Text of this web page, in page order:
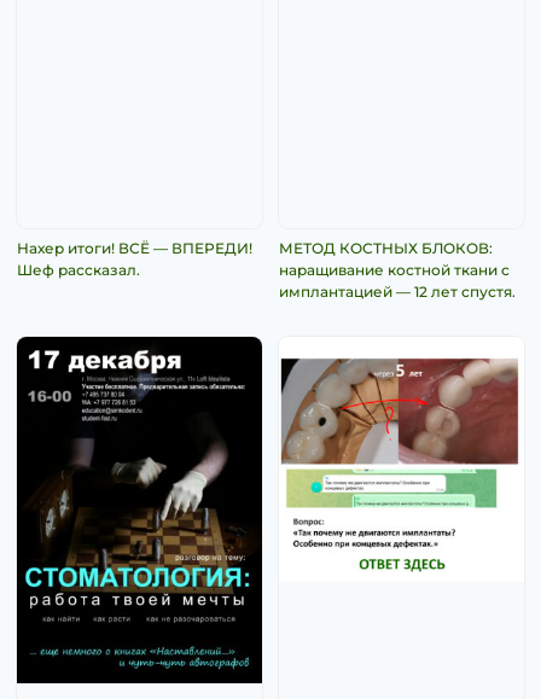
Нахер итоги! ВСЁ — ВПЕРЕДИ!
Шеф рассказал.
МЕТОД КОСТНЫХ БЛОКОВ:
наращивание костной ткани с
имплантацией — 12 лет спустя.